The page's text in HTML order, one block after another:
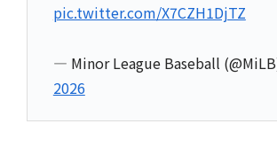
pic.twitter.com/X7CZH1DjTZ
— Minor League Baseball
2026